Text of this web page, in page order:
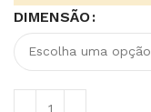
DIMENSÃO